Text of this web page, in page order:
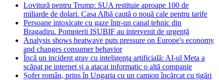
Lovitură pentru Trump: SUA restituie aproape 100 de
miliarde de dolari. Casa Albă caută o nouă cale pentru tarife
Persoane intoxicate cu gaze într-un canal tehnic din
Bragadiru. Pompierii ISUBIF au intervenit de urgență
Analysis shows heatwave puts pressure on Europe's economy
and changes consumer behavior
Încă un incident grav cu inteligența artificială: AI-ul Meta a
scăpat pe internet și a atacat informatic o altă companie
Șofer român, prins în Ungaria cu un camion încărcat cu țigări